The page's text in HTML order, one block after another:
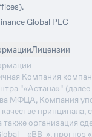
Global PLC
Лицензии
Компания
"«Астана»"
МФЦА, Компания
принципала,
также организация
– «BB-», прогноз